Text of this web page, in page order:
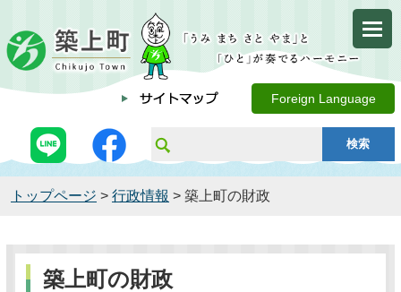
Foreign Language
トップページ > 行政情報 > 築上町の財政
築上町の財政